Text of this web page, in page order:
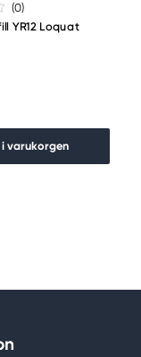
(0)
YR12 Loquat
varukorgen